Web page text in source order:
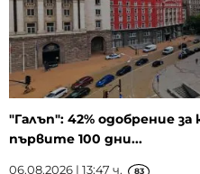
"Галъп": 42% одобрение
първите 100 дни...
06.08.2026 | 13:47 ч. 83